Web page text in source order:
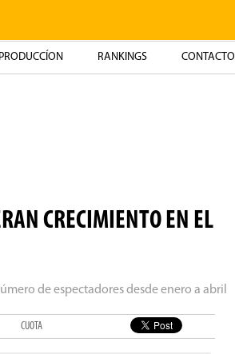
RANKINGS CONTACTO
CRECIMIENTO EN EL
de espectadores desde enero a abril
CUOTA